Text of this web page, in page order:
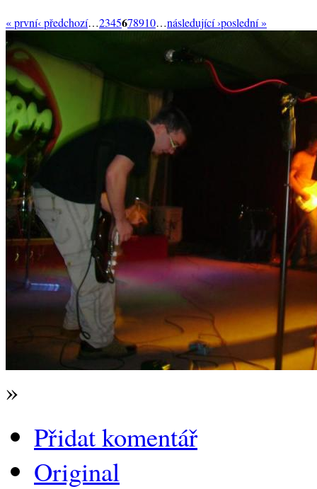
« první‹ předchozí…2345678910…následující ›poslední »
»
Přidat komentář
Original